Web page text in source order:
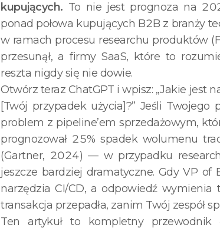
kupujących. To nie jest prognoza na
ponad połowa kupujących B2B z branży
w ramach procesu researchu produktów
przesunął, a firmy SaaS, które to
reszta nigdy się nie dowie.
Otwórz teraz ChatGPT i wpisz: „Jakie jest
[Twój przypadek użycia]?” Jeśli
problem z pipeline’em sprzedażowym,
prognozował 25% spadek wolumenu
(Gartner, 2024) — w przypadku
jeszcze bardziej dramatyczne. Gdy VP
narzędzia CI/CD, a odpowiedź
transakcja przepadła, zanim Twój zespół
Ten artykuł to kompletny